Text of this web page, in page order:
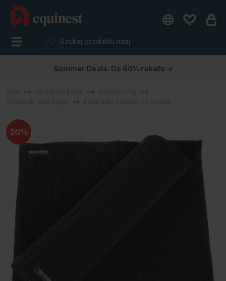
Summer Deals: Do 60% rabatu →
20%